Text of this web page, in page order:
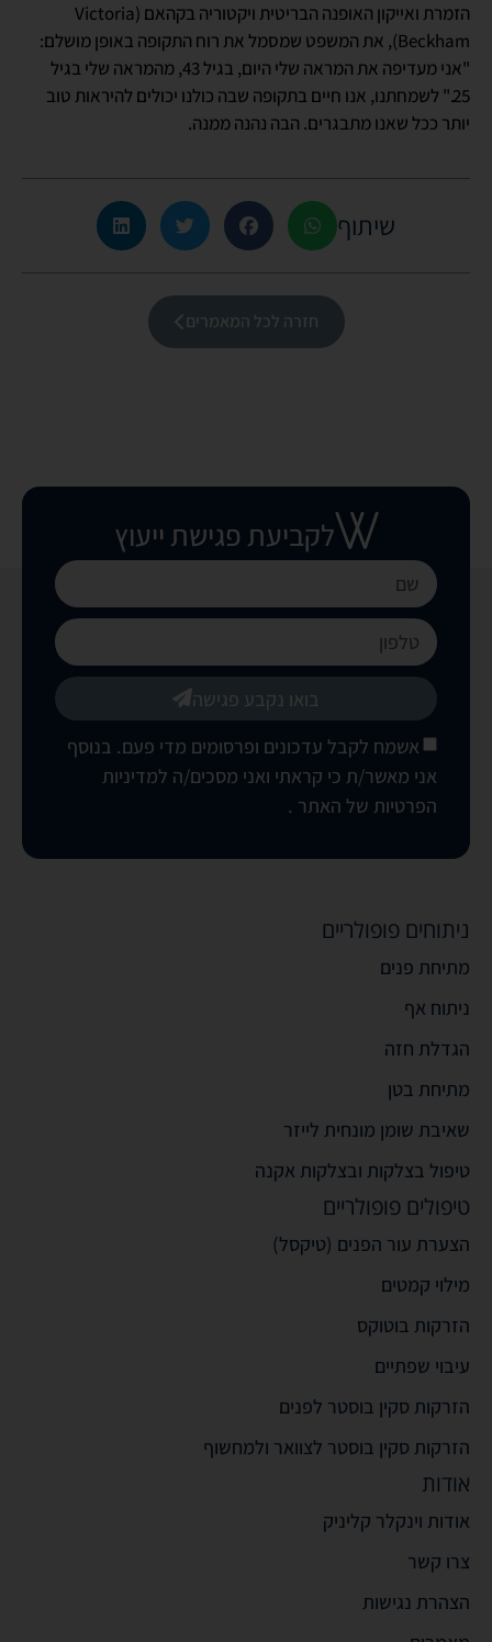
הזמרת ואייקון האופנה הבריטית ויקטוריה בקהאם (Victoria
Beckham), את המשפט שמסמל את רוח התקופה באופן מושלם:
"אני מעדיפה את המראה שלי היום, בגיל 43, מהמראה שלי בגיל
25." לשמחתנו, אנו חיים בתקופה שבה כולנו יכולים להיראות טוב
יותר ככל שאנו מתבגרים. הבה נהנה ממנה.
שיתוף
חזרה לכל המאמרים
לקביעת פגישת ייעוץ
אשמח לקבל עדכונים ופרסומים מדי פעם. בנוסף
אני מאשר/ת כי קראתי ואני מסכים/ה למדיניות
הפרטיות של האתר .
בואו נקבע פגישה
ניתוחים פופולריים
מתיחת פנים
ניתוח אף
הגדלת חזה
מתיחת בטן
שאיבת שומן מונחית לייזר
טיפול בצלקות ובצלקות אקנה
טיפולים פופולריים
הצערת עור הפנים (טיקסל)
מילוי קמטים
הזרקות בוטוקס
עיבוי שפתיים
הזרקות סקין בוסטר לפנים
הזרקות סקין בוסטר לצוואר ולמחשוף
אודות
אודות וינקלר קליניק
צרו קשר
הצהרת נגישות